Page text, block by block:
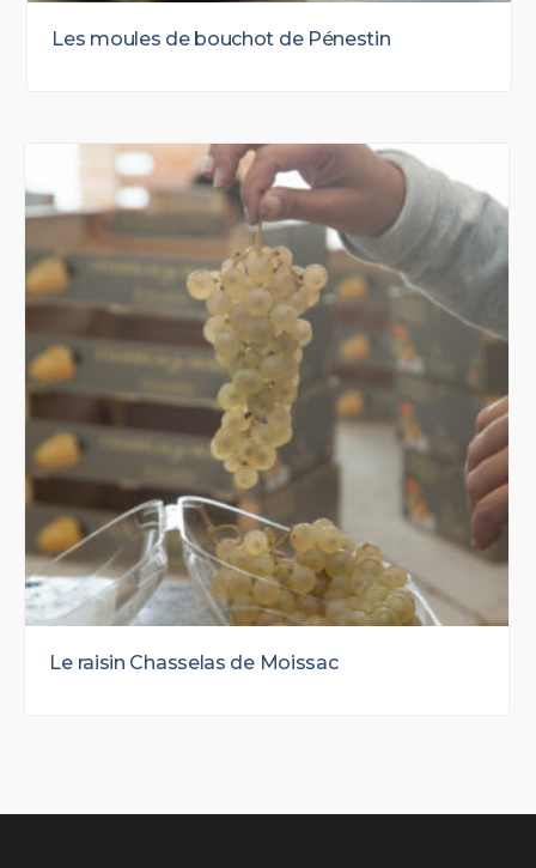
Les moules de bouchot de Pénestin
Le raisin Chasselas de Moissac